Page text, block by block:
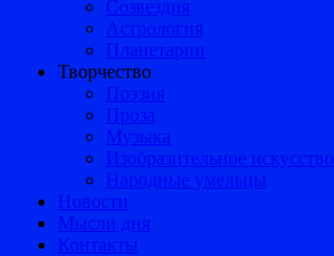
Созвездия
Астрология
Планетарии
Творчество
Поэзия
Проза
Музыка
Изобразительное искусство
Народные умельцы
Новости
Мысли дня
Контакты